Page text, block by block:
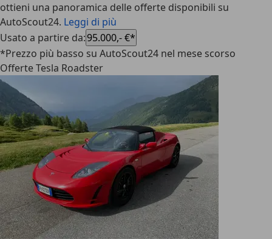
ottieni una panoramica delle offerte disponibili su
AutoScout24. Leggi di più
Usato a partire da:95.000,- €*
*Prezzo più basso su AutoScout24 nel mese scorso
Offerte Tesla Roadster